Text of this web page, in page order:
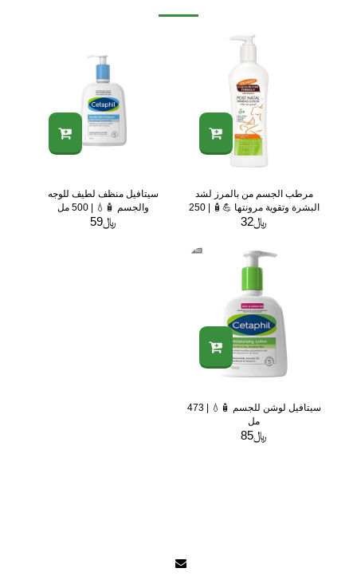
مرطب الجسم من بالمرز لشد
البشرة وتقوية مرونتها 💪🧴 | 250
مل﷼32
سيتافيل منظف لطيف للوجه
والجسم 🧴💧 | 500 مل
﷼59
سيتافيل لوشن للجسم 🧴💧 | 473
مل
﷼85